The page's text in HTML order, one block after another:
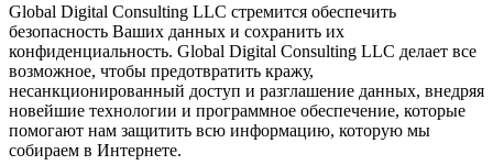
Global Digital Consulting LLC стремится обеспечить
безопасность Ваших данных и сохранить их
конфиденциальность. Global Digital Consulting LLC делает все
возможное, чтобы предотвратить кражу,
несанкционированный доступ и разглашение данных, внедряя
новейшие технологии и программное обеспечение, которые
помогают нам защитить всю информацию, которую мы
собираем в Интернете.